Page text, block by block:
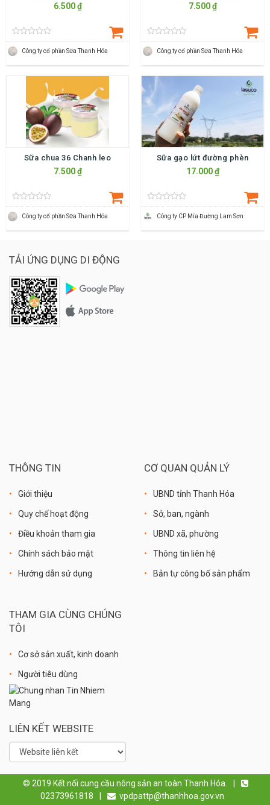
6.500 ₫
Công ty cổ phần Sữa Thanh Hóa
7.500 ₫
Công ty cổ phần Sữa Thanh Hóa
Sữa chua 36 Chanh leo
7.500 ₫
Công ty cổ phần Sữa Thanh Hóa
Sữa gạo lứt đường phèn
17.000 ₫
Công ty CP Mía Đường Lam Sơn
TẢI ỨNG DỤNG DI ĐỘNG
THÔNG TIN
Giới thiệu
Quy chế hoạt động
Điều khoản tham gia
Chính sách bảo mật
Hướng dẫn sử dụng
CƠ QUAN QUẢN LÝ
UBND tỉnh Thanh Hóa
Sở, ban, ngành
UBND xã, phường
Thông tin liên hệ
Bản tự công bố sản phẩm
THAM GIA CÙNG CHÚNG
TÔI
Cơ sở sản xuất, kinh doanh
Người tiêu dùng
LIÊN KẾT WEBSITE
© 2019 Kết nối cung cầu nông sản an toàn Thanh Hóa.
02373961818
vpdpattp@thanhhoa.gov.vn